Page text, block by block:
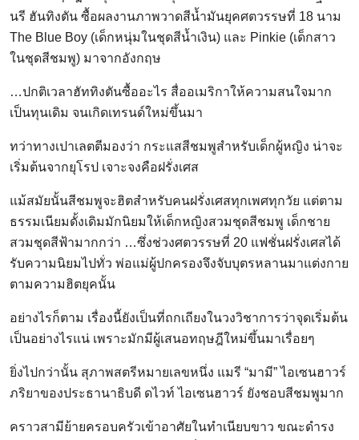
นรี ฮันทิงตัน ซื้อผลงานภาพวาดสีน้ำมันยุคศตวรรษที่ 18 นาม
The Blue Boy (เด็กหนุ่มในชุดสีน้ำเงิน) และ Pinkie (เด็กสาว
ในชุดสีชมพู) มาจากอังกฤษ
…ปกติเวลาฮัททิงตันซื้ออะไร สื่ออเมริกาให้ความสนใจมาก
เป็นทุนเดิม จนเกิดเทรนด์ใหม่ขึ้นมา
ทว่าทางเปาเลตตีมองว่า กระแสสีชมพูสำหรับเด็กผู้หญิง น่าจะ
เริ่มต้นจากยุโรป เจาะจงคือฝรั่งเศส
แม้สมัยนั้นสีชมพูจะฮิตสำหรับคนฝรั่งเศสทุกเพศทุกวัย แต่ตาม
ธรรมเนียมดั้งเดิมมักนิยมให้เด็กหญิงสวมชุดสีชมพู เด็กชาย
สวมชุดสีฟ้ามากกว่า …ซึ่งช่วงศตวรรษที่ 20 แฟชั่นฝรั่งเศสได้
รับความนิยมไปทั่ว พ่อแม่ผู้ปกครองจึงจับบุตรหลานมาแต่งกาย
ตามความฮิตยุคนั้น
อย่างไรก็ตาม เรื่องนี้ยังเป็นที่ถกเถียงในวงวิชาการว่าจุดเริ่มต้น
เป็นอย่างไรแน่ เพราะมักมีผู้เสนอทฤษฎีใหม่ขึ้นมาเรื่อยๆ
ยิ่งไปกว่านั้น สุภาพสตรีหมายเลขหนึ่ง แมรี “มามี” ไอเซนฮาวร์
ภริยาของประธานาธิบดี ดไวท์ ไอเซนฮาวร์ ยังชอบสีชมพูมาก
คราวสามีย้ายครอบครัวเข้าอาศัยในทำเนียบขาว ขณะดำรง